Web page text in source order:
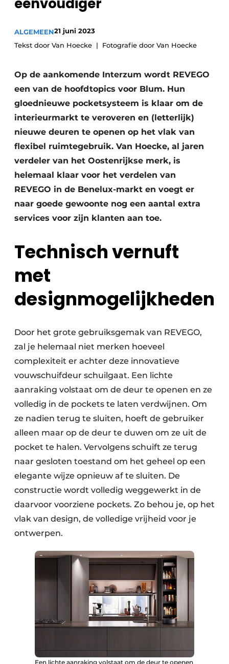
Privacy / Cookie statement
ALGEMEEN21 juni 2023
Tekst door Van Hoecke
Fotografie door Van Hoecke
Op de aankomende Interzum wordt REVEGO
een van de hoofdtopics voor Blum. Hun
gloednieuwe pocket­systeem is klaar om de
interieurmarkt te veroveren en (letterlijk)
nieuwe deuren te openen op het vlak van
flexibel ruimtegebruik. Van Hoecke, al jaren
verdeler van het Oostenrijkse merk, is
helemaal klaar voor het verdelen van
REVEGO in de Benelux-markt en voegt er
naar goede gewoonte nog een aantal extra
services voor zijn klanten aan toe.
Technisch vernuft
met
designmogelijkheden
Door het grote gebruiksgemak van REVEGO,
zal je helemaal niet merken hoeveel
complexiteit er achter deze innovatieve
vouwschuifdeur schuilgaat. Een lichte
aanraking volstaat om de deur te openen en ze
volledig in de pockets te laten verdwijnen. Om
ze nadien terug te sluiten, hoeft de gebruiker
alleen maar op de deur te duwen om ze uit de
pocket te halen. Vervolgens schuift ze terug
naar gesloten toestand om het geheel op een
elegante wijze opnieuw af te sluiten. De
constructie wordt volledig weggewerkt in de
daarvoor voorziene pockets. Zo behou je, op het
vlak van design, de volledige vrijheid voor je
ontwerpen.
Een lichte aanraking volstaat om de deur te openen